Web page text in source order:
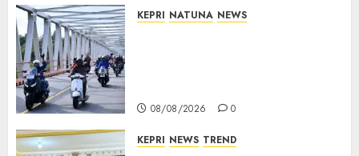
KEPRI NATUNA NEWS
08/08/2026 0
KEPRI NEWS TREND